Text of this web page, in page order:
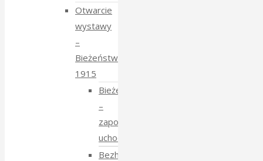
Otwarcie
wystawy
–
Bieżeństwo
1915
Bieżeństwo
–
zapomniane
uchodźstwo
Bezhenstvo